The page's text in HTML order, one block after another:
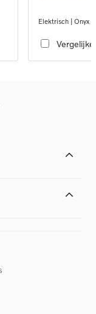
Elektrisch | Onyx